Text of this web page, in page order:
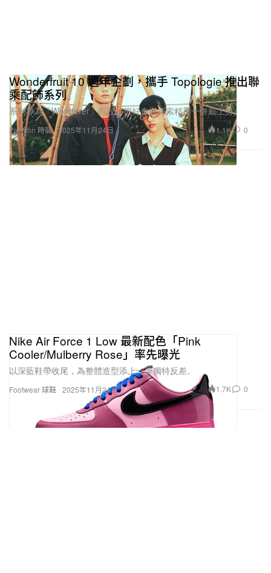
Fashion 時裝
Wonderfruit 10 週年企劃，攜手 Topologie 推出聯
乘配飾系列
系列專為「Wonderer」而設，把好奇與探索精神一併戴上身。
2025年11月24日 1.1K 0
Footwear 球鞋
Nike Air Force 1 Low 最新配色「Pink
Cooler/Mulberry Rose」率先曝光
以深藍鞋帶收尾，為整體造型添上一筆獨特反差。
2025年11月24日 1.7K 0